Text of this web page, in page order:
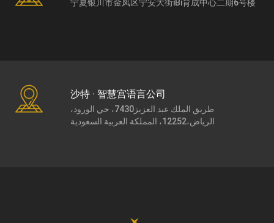
宁夏银川市金凤区宁安大街iBi育成中心二期6号楼
沙特 · 智慧宫语言公司
طريق الملك عبد العزيز7430، حي الورود،
الرياض،12252، المملكة العربية السعودية